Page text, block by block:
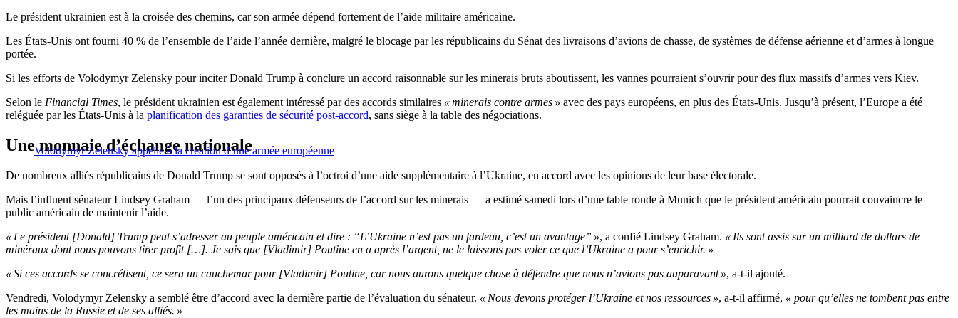
Le président ukrainien est à la croisée des chemins, car son armée dépend fortement de l’aide militaire américaine.
Les États-Unis ont fourni 40 % de l’ensemble de l’aide l’année dernière, malgré le blocage par les républicains du Sénat des livraisons d’avions de chasse, de systèmes de défense aérienne et d’armes à longue
portée.
Si les efforts de Volodymyr Zelensky pour inciter Donald Trump à conclure un accord raisonnable sur les minerais bruts aboutissent, les vannes pourraient s’ouvrir pour des flux massifs d’armes vers Kiev.
Selon le Financial Times, le président ukrainien est également intéressé par des accords similaires « minerais contre armes » avec des pays européens, en plus des États-Unis. Jusqu’à présent, l’Europe a été
reléguée par les États-Unis à la planification des garanties de sécurité post-accord, sans siège à la table des négociations.
Volodymyr Zelensky appelle à la création d’une armée européenne
Une monnaie d’échange nationale
De nombreux alliés républicains de Donald Trump se sont opposés à l’octroi d’une aide supplémentaire à l’Ukraine, en accord avec les opinions de leur base électorale.
Mais l’influent sénateur Lindsey Graham — l’un des principaux défenseurs de l’accord sur les minerais — a estimé samedi lors d’une table ronde à Munich que le président américain pourrait convaincre le
public américain de maintenir l’aide.
« Le président [Donald] Trump peut s’adresser au peuple américain et dire : “L’Ukraine n’est pas un fardeau, c’est un avantage” », a confié Lindsey Graham. « Ils sont assis sur un milliard de dollars de
minéraux dont nous pouvons tirer profit […]. Je sais que [Vladimir] Poutine en a après l’argent, ne le laissons pas voler ce que l’Ukraine a pour s’enrichir. »
« Si ces accords se concrétisent, ce sera un cauchemar pour [Vladimir] Poutine, car nous aurons quelque chose à défendre que nous n’avions pas auparavant », a-t-il ajouté.
Vendredi, Volodymyr Zelensky a semblé être d’accord avec la dernière partie de l’évaluation du sénateur. « Nous devons protéger l’Ukraine et nos ressources », a-t-il affirmé, « pour qu’elles ne tombent pas entre
les mains de la Russie et de ses alliés. »